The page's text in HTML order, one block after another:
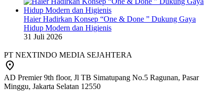
Haier Hadirkan Konsep “One & Done ” Dukung Gaya
Hidup Modern dan Higienis
31 Juli 2026
PT NEXTINDO MEDIA SEJAHTERA
AD Premier 9th floor, Jl TB Simatupang No.5 Ragunan, Pasar
Minggu, Jakarta Selatan 12550